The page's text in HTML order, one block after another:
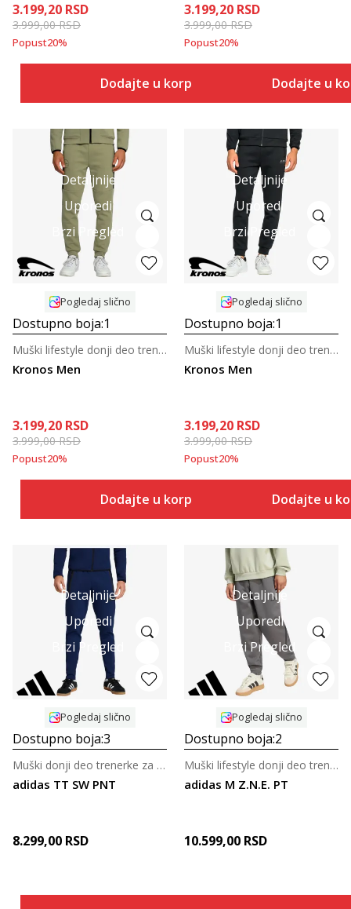
3.199,20 RSD
3.999,00RSD
Popust20%
Dodajte u korpu
3.199,20 RSD
3.999,00RSD
Popust20%
Dodajte u
Detaljnije
Uporedi
Brzi Pregled
Pogledaj slično
Dostupno boja:1
Kronos Men
Muški lifestyle donji deo trenerke
3.199,20 RSD
3.999,00RSD
Popust20%
Dodajte u korpu
Detaljnije
Uporedi
Brzi Pregled
Pogledaj slično
Dostupno boja:1
Kronos Men
Muški lifestyle donji deo trenerke
3.199,20 RSD
3.999,00RSD
Popust20%
Dodajte u
Detaljnije
Uporedi
Brzi Pregled
Pogledaj slično
Dostupno boja:3
adidas TT SW PNT
Muški donji deo trenerke za fudbal
8.299,00 RSD
Detaljnije
Uporedi
Brzi Pregled
Pogledaj slično
Dostupno boja:2
adidas M Z.N.E. PT
Muški lifestyle donji deo trenerke
10.599,00 RSD